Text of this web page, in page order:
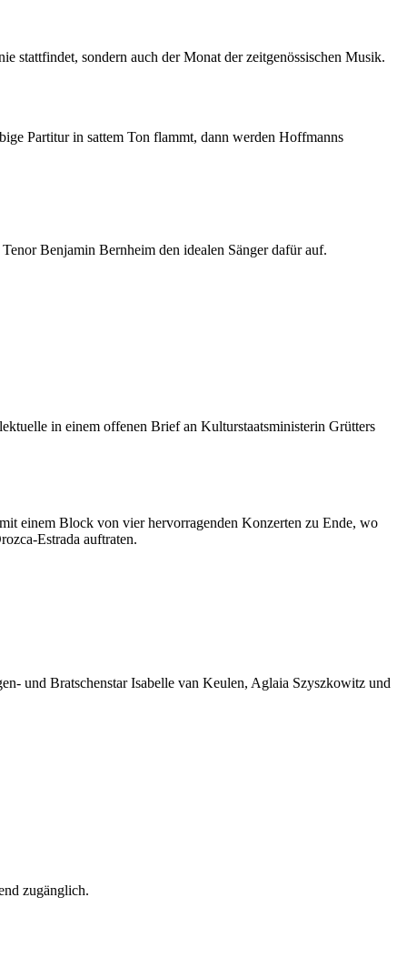
stattfindet, sondern auch der Monat der zeitgenössischen Musik.
Partitur in sattem Ton flammt, dann werden Hoffmanns
Benjamin Bernheim den idealen Sänger dafür auf.
in einem offenen Brief an Kulturstaatsministerin Grütters
einem Block von vier hervorragenden Konzerten zu Ende, wo
Estrada auftraten.
und Bratschenstar Isabelle van Keulen, Aglaia Szyszkowitz und
zugänglich.